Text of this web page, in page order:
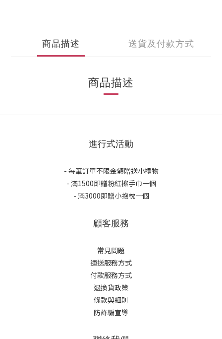
商品描述 送貨及付款方式
商品描述
進行式活動
- 每筆訂單不限金額贈送小禮物
- 滿1500即贈粉紅擦手巾一個
- 滿3000即贈小抱枕一個
顧客服務
常見問題
運送服務方式
付款服務方式
退換貨政策
條款與細則
防詐騙宣導